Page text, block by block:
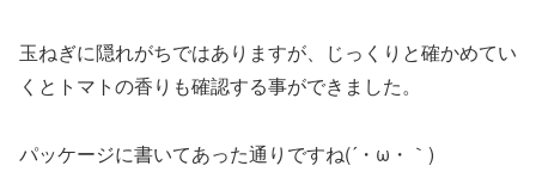
玉ねぎに隠れがちではありますが、じっくりと確かめてい
くとトマトの香りも確認する事ができました。
パッケージに書いてあった通りですね(´・ω・｀)